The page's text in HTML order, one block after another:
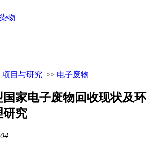
物
项目与研究 >> 电子废物
家电子废物回收现状及环
研究
04